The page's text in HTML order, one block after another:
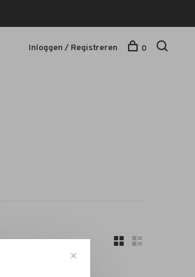
Inloggen / Registreren 0
✕